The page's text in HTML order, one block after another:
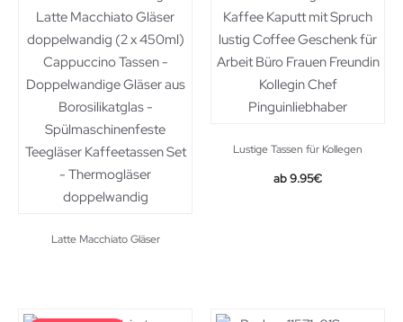
Latte Macchiato Gläser
Lustige Tassen für Kollegen
9.95€